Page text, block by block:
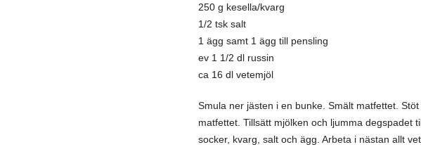
250 g kesella/kvarg
1/2 tsk salt
1 ägg samt 1 ägg till pensling
ev 1 1/2 dl russin
ca 16 dl vetemjöl
Smula ner jästen i en bunke. Smält matfettet.
matfettet. Tillsätt mjölken och ljumma degspadet
socker, kvarg, salt och ägg. Arbeta i nästan allt